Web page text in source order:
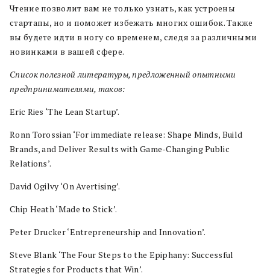
Чтение позволит вам не только узнать, как устроены
стартапы, но и поможет избежать многих ошибок.Также
вы будете идти в ногу со временем, следя за различными
новинками в вашей сфере.
Список полезной литературы, предложенный опытными
предпринимателями, таков:
Eric Ries ‘The Lean Startup’.
Ronn Torossian ‘For immediate release: Shape Minds, Build
Brands, and Deliver Results with Game-Changing Public
Relations’.
David Ogilvy ‘On Avertising’.
Chip Heath ‘Made to Stick’.
Peter Drucker‘Entrepreneurship and Innovation’.
Steve Blank ‘The Four Steps to the Epiphany: Successful
Strategies for Products that Win’.